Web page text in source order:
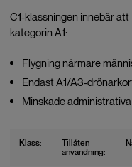
C1-klassningen innebär
kategorin A1:
Flygning närmare
Endast A1/A3-
Minskade
Klass:
Tillåten
användning: